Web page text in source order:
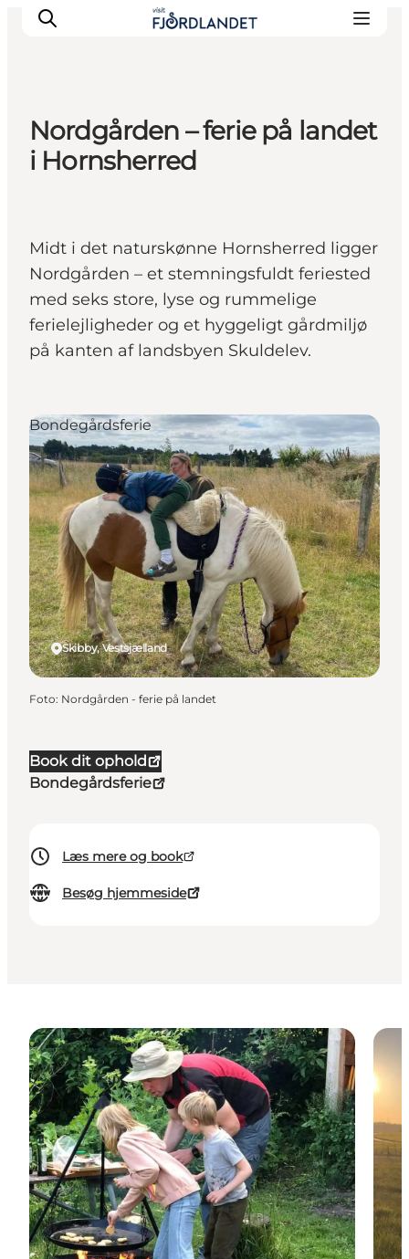
Byer & steder
Oplevelser
Nordgården – ferie på landet
i Hornsherred
Midt i det naturskønne Hornsherred ligger
Nordgården – et stemningsfuldt feriested
med seks store, lyse og rummelige
ferielejligheder og et hyggeligt gårdmiljø
på kanten af landsbyen Skuldelev.
Book dit ophold
Bondegårdsferie
Læs mere og book
Besøg hjemmeside
Skibby, Vestsjælland
Bondegårdsferie
Foto: Nordgården - ferie på landet